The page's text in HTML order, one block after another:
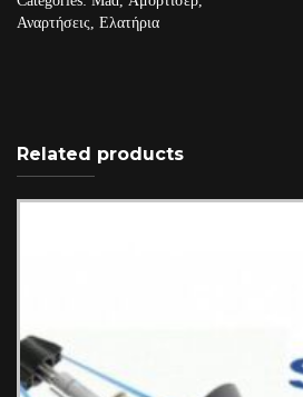
Αναρτήσεις, Ελατήρια
Related products